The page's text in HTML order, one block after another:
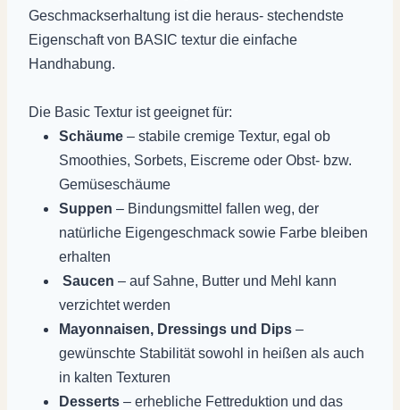
Geschmackserhaltung ist die heraus- stechendste
Eigenschaft von BASIC textur die einfache
Handhabung.
Die Basic Textur ist geeignet für:
Schäume – stabile cremige Textur, egal ob
Smoothies, Sorbets, Eiscreme oder Obst- bzw.
Gemüseschäume
Suppen – Bindungsmittel fallen weg, der
natürliche Eigengeschmack sowie Farbe bleiben
erhalten
Saucen – auf Sahne, Butter und Mehl kann
verzichtet werden
Mayonnaisen, Dressings und Dips –
gewünschte Stabilität sowohl in heißen als auch
in kalten Texturen
Desserts – erhebliche Fettreduktion und das